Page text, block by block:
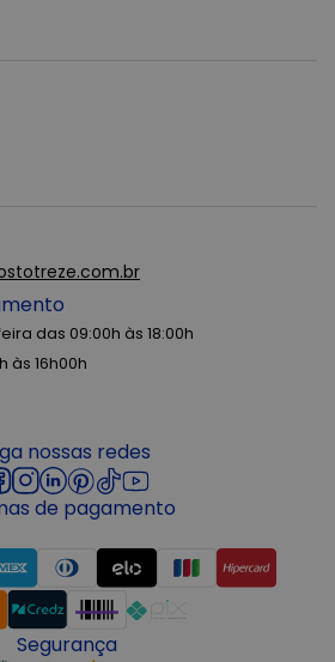
das 09:00h às 18:00h
às 16h00h
nossas redes
de pagamento
Segurança